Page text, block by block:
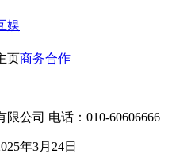
娱
页商务合作
公司 电话：010-60606666
年3月24日